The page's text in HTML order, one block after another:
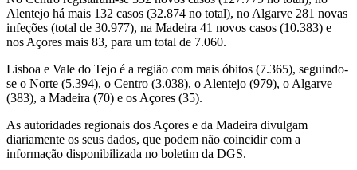
Alentejo há mais 132 casos (32.874 no total), no Algarve 281 novas
infeções (total de 30.977), na Madeira 41 novos casos (10.383) e
nos Açores mais 83, para um total de 7.060.
Lisboa e Vale do Tejo é a região com mais óbitos (7.365), seguindo-
se o Norte (5.394), o Centro (3.038), o Alentejo (979), o Algarve
(383), a Madeira (70) e os Açores (35).
As autoridades regionais dos Açores e da Madeira divulgam
diariamente os seus dados, que podem não coincidir com a
informação disponibilizada no boletim da DGS.